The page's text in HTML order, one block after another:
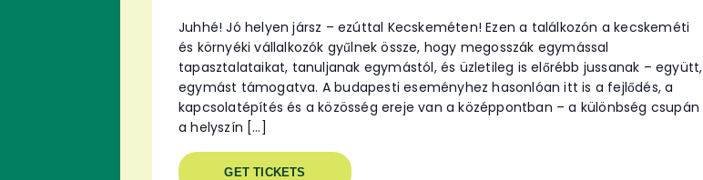
Juhhé! Jó helyen jársz – ezúttal Kecskeméten! Ezen a találkozón a kecskeméti
és környéki vállalkozók gyűlnek össze, hogy megosszák egymással
tapasztalataikat, tanuljanak egymástól, és üzletileg is előrébb jussanak – együtt,
egymást támogatva. A budapesti eseményhez hasonlóan itt is a fejlődés, a
kapcsolatépítés és a közösség ereje van a középpontban – a különbség csupán
a helyszín […]
GET TICKETS